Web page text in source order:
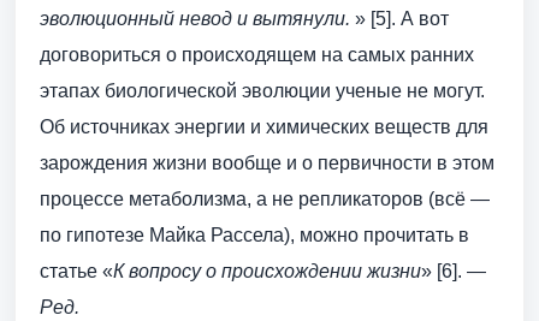
эволюционный невод и вытянули. » [5]. А вот
договориться о происходящем на самых ранних
этапах биологической эволюции ученые не могут.
Об источниках энергии и химических веществ для
зарождения жизни вообще и о первичности в этом
процессе метаболизма, а не репликаторов (всё —
по гипотезе Майка Рассела), можно прочитать в
статье «К вопросу о происхождении жизни» [6]. —
Ред.